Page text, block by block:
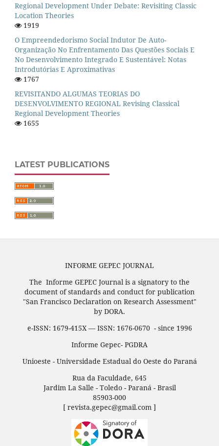
Regional Development Under Debate: Revisiting Classic
Location Theories
1919
O Empreendedorismo Social Indutor De Auto-
Organização No Enfrentamento Das Questões Sociais E
No Desenvolvimento Integrado E Sustentável: Notas
Introdutórias E Aproximativas
1767
REVISITANDO ALGUMAS TEORIAS DO
DESENVOLVIMENTO REGIONAL Revising Classical
Regional Development Theories
1655
LATEST PUBLICATIONS
INFORME GEPEC JOURNAL
The Informe GEPEC Journal is a signatory to the
document of standards and conduct for publication
"San Francisco Declaration on Research Assessment"
by DORA.
e-ISSN: 1679-415X — ISSN: 1676-0670 - since 1996
Informe Gepec- PGDRA
Unioeste - Universidade Estadual do Oeste do Paraná
Rua da Faculdade, 645
Jardim La Salle - Toledo - Paraná - Brasil
85903-000
[ revista.gepec@gmail.com ]